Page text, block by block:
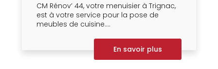
CM Rénov’ 44, votre menuisier à Trignac,
est à votre service pour la pose de
meubles de cuisine....
En savoir plus